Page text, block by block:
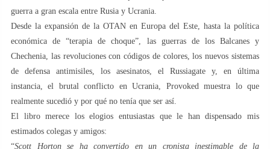
guerra a gran escala entre Rusia y Ucrania.
Desde la expansión de la OTAN en Europa del Este, hasta la política
económica de “terapia de choque”, las guerras de los Balcanes y
Chechenia, las revoluciones con códigos de colores, los nuevos sistemas
de defensa antimisiles, los asesinatos, el Russiagate y, en última
instancia, el brutal conflicto en Ucrania, Provoked muestra lo que
realmente sucedió y por qué no tenía que ser así.
El libro merece los elogios entusiastas que le han dispensado mis
estimados colegas y amigos:
“Scott Horton se ha convertido en un cronista inestimable de la